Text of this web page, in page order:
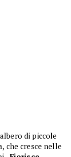
di piccole
​​​che cresce nelle